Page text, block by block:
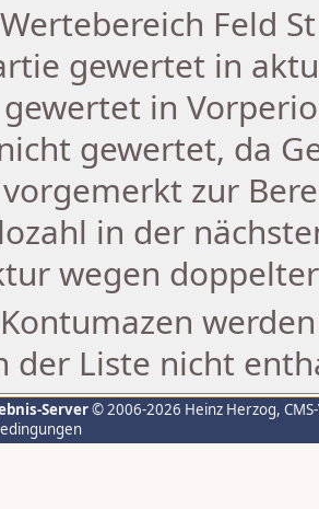
Wertebereich Feld
gewertet in
in
gewertet, da
vorgemerkt zur
in der
wegen
Kontumazen
der Liste nicht
Server© 2006-2026 Heinz Herzog,